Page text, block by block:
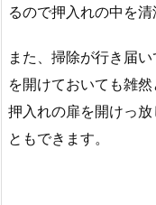
るので押入れの中を清
また、掃除が行き届
を開けておいても雑
押入れの扉を開けっ
ともできます。